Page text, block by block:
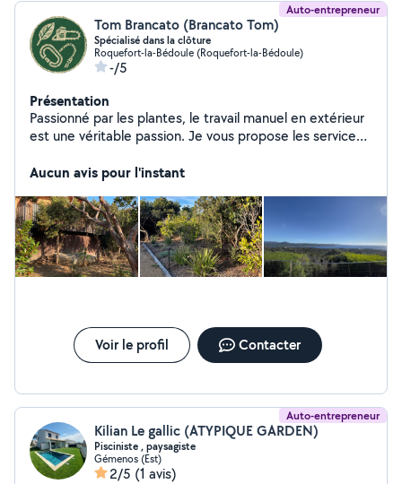
Auto-entrepreneur
Tom Brancato (Brancato Tom)
Spécialisé dans la clôture
Roquefort-la-Bédoule (Roquefort-la-Bédoule)
-/5
Présentation
Passionné par les plantes, le travail manuel en extérieur
est une véritable passion. Je vous propose les services
clôtures (ganivelle, grillage, treillis soudé) avec barbelé
désherbage, taille, coupe d'arbres morts Entretien de
clôtures avec débroussailleuse, taille-haie et élagueuse
Ouverture de maquis (roncier, élagueuse) Création de
jardins : plantation d'oliviers, immortelles, citronniers,
avocats, lavandes Installation et réparation de systèmes
Aucun avis pour l'instant
Voir le profil Contacter
Auto-entrepreneur
Kilian Le gallic (ATYPIQUE GARDEN)
Pisciniste , paysagiste
Gémenos (Est)
2/5 (1 avis)